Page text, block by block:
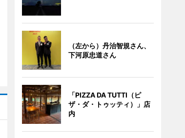
（左から）丹治智規さん、
下河原忠道さん
「PIZZA DA TUTTI（ピ
ザ・ダ・トゥッティ）」店
内